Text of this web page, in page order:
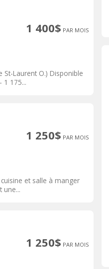
1 400$ PAR MOIS
Laurent O.) Disponible
175...
1 250$ PAR MOIS
et salle à manger
une...
1 250$ PAR MOIS